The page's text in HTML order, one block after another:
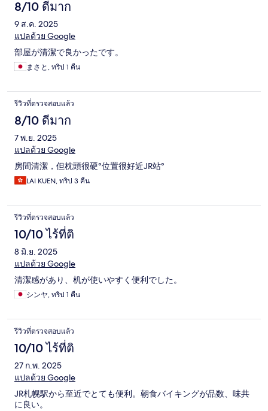
8/10 ดีมาก
9 ส.ค. 2025
แปลด้วย Google
部屋が清潔で良かったです。
まさと, ทริป 1 คืน
รีวิวที่ตรวจสอบแล้ว
8/10 ดีมาก
7 พ.ย. 2025
แปลด้วย Google
房間清潔，但枕頭很硬°位置很好近JR站°
LAI KUEN, ทริป 3 คืน
รีวิวที่ตรวจสอบแล้ว
10/10 ไร้ที่ติ
8 มิ.ย. 2025
แปลด้วย Google
清潔感があり、机が使いやすく便利でした。
シンヤ, ทริป 1 คืน
รีวิวที่ตรวจสอบแล้ว
10/10 ไร้ที่ติ
27 ก.พ. 2025
แปลด้วย Google
JR札幌駅から至近でとても便利。朝食バイキングが品数、味共
に良い。